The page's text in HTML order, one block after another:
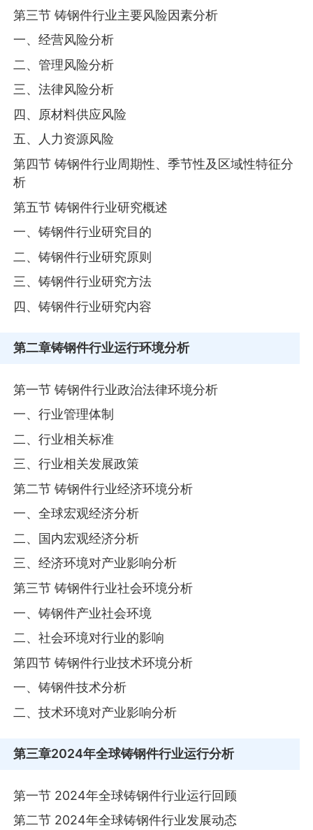
第三节 铸钢件行业主要风险因素分析
一、经营风险分析
二、管理风险分析
三、法律风险分析
四、原材料供应风险
五、人力资源风险
第四节 铸钢件行业周期性、季节性及区域性特征分
析
第五节 铸钢件行业研究概述
一、铸钢件行业研究目的
二、铸钢件行业研究原则
三、铸钢件行业研究方法
四、铸钢件行业研究内容
第二章铸钢件行业运行环境分析
第一节 铸钢件行业政治法律环境分析
一、行业管理体制
二、行业相关标准
三、行业相关发展政策
第二节 铸钢件行业经济环境分析
一、全球宏观经济分析
二、国内宏观经济分析
三、经济环境对产业影响分析
第三节 铸钢件行业社会环境分析
一、铸钢件产业社会环境
二、社会环境对行业的影响
第四节 铸钢件行业技术环境分析
一、铸钢件技术分析
二、技术环境对产业影响分析
第三章2024年全球铸钢件行业运行分析
第一节 2024年全球铸钢件行业运行回顾
第二节 2024年全球铸钢件行业发展动态